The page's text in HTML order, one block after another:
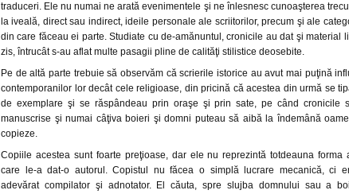
traduceri. Ele nu numai ne arată evenimentele şi ne înlesnesc cunoaşterea
la iveală, direct sau indirect, ideile personale ale scriitorilor, precum şi ale
din care făceau ei parte. Studiate cu de-amănuntul, cronicile au dat şi material
zis, întrucât s-au aflat multe pasagii pline de calităţi stilistice deosebite.
Pe de altă parte trebuie să observăm că scrierile istorice au avut mai puţină
contemporanilor lor decât cele religioase, din pricină că acestea din urmă se
de exemplare şi se răspândeau prin oraşe şi prin sate, pe când cronicile
manuscrise şi numai câţiva boieri şi domni puteau să aibă la îndemână
copieze.
Copiile acestea sunt foarte preţioase, dar ele nu reprezintă totdeauna forma
care le-a dat-o autorul. Copistul nu făcea o simplă lucrare mecanică, ci
adevărat compilator şi adnotator. El căuta, spre slujba domnului sau a